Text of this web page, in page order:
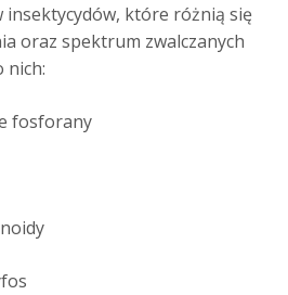
insektycydów, które różnią się
oraz spektrum zwalczanych
nich:
fosforany